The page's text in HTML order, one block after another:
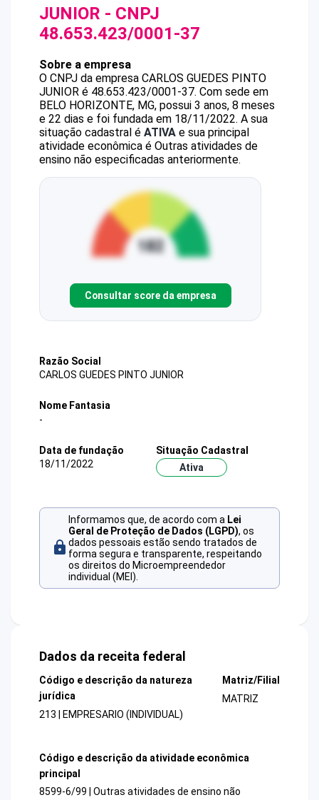
JUNIOR - CNPJ
48.653.423/0001-37
Sobre a empresa
O CNPJ da empresa CARLOS GUEDES PINTO
JUNIOR é 48.653.423/0001-37. Com sede em
BELO HORIZONTE, MG, possui 3 anos, 8 meses
e 22 dias e foi fundada em 18/11/2022. A sua
situação cadastral é ATIVA e sua principal
atividade econômica é Outras atividades de
ensino não especificadas anteriormente.
Consultar score da empresa
Razão Social
CARLOS GUEDES PINTO JUNIOR
Nome Fantasia
-
Data de fundação
18/11/2022
Situação Cadastral
Ativa
Informamos que, de acordo com a Lei
Geral de Proteção de Dados (LGPD), os
dados pessoais estão sendo tratados de
forma segura e transparente, respeitando
os direitos do Microempreendedor
individual (MEI).
Dados da receita federal
Código e descrição da natureza
jurídica
213 | EMPRESARIO (INDIVIDUAL)
Matriz/Filial
MATRIZ
Código e descrição da atividade econômica
principal
8599-6/99 | Outras atividades de ensino não